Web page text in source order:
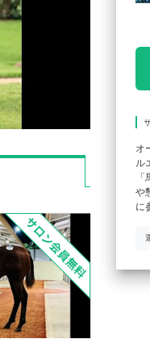
オ
ル
や
に